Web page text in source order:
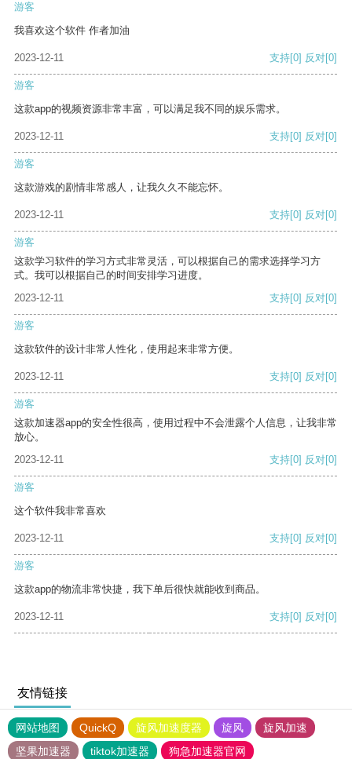
游客
我喜欢这个软件 作者加油
2023-12-11 支持[0] 反对[0]
游客
这款app的视频资源非常丰富，可以满足我不同的娱乐需求。
2023-12-11 支持[0] 反对[0]
游客
这款游戏的剧情非常感人，让我久久不能忘怀。
2023-12-11 支持[0] 反对[0]
游客
这款学习软件的学习方式非常灵活，可以根据自己的需求选择学习方
式。我可以根据自己的时间安排学习进度。
2023-12-11
支持[0] 反对[0]
游客
这款软件的设计非常人性化，使用起来非常方便。
2023-12-11 支持[0] 反对[0]
游客
这款加速器app的安全性很高，使用过程中不会泄露个人信息，让我非常
放心。
2023-12-11
支持[0] 反对[0]
游客
这个软件我非常喜欢
2023-12-11 支持[0] 反对[0]
游客
这款app的物流非常快捷，我下单后很快就能收到商品。
2023-12-11 支持[0] 反对[0]
友情链接
网站地图 QuickQ 旋风加速度器 旋风
旋风加速
坚果加速器
tiktok加速器 狗急加速器官网